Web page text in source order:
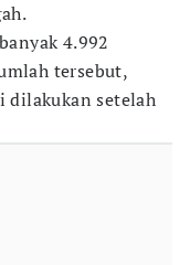
4.992
tersebut,
dilakukan setelah